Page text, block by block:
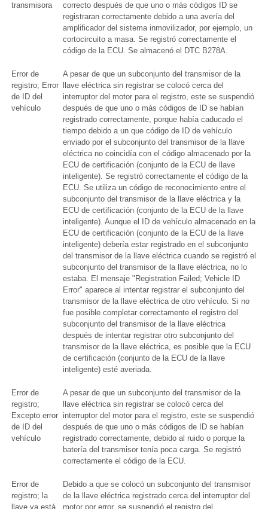
transmisora
correcto después de que uno o más códigos ID se
registraran correctamente debido a una avería del
amplificador del sistema inmovilizador, por ejemplo, un
cortocircuito a masa. Se registró correctamente el
código de la ECU. Se almacenó el DTC B278A.
Error de
registro; Error
de ID del
vehículo
A pesar de que un subconjunto del transmisor de la
llave eléctrica sin registrar se colocó cerca del
interruptor del motor para el registro, este se suspendió
después de que uno o más códigos de ID se habían
registrado correctamente, porque había caducado el
tiempo debido a un que código de ID de vehículo
enviado por el subconjunto del transmisor de la llave
eléctrica no coincidía con el código almacenado por la
ECU de certificación (conjunto de la ECU de llave
inteligente). Se registró correctamente el código de la
ECU. Se utiliza un código de reconocimiento entre el
subconjunto del transmisor de la llave eléctrica y la
ECU de certificación (conjunto de la ECU de la llave
inteligente). Aunque el ID de vehículo almacenado en la
ECU de certificación (conjunto de la ECU de la llave
inteligente) debería estar registrado en el subconjunto
del transmisor de la llave eléctrica cuando se registró el
subconjunto del transmisor de la llave eléctrica, no lo
estaba. El mensaje "Registration Failed; Vehicle ID
Error" aparece al intentar registrar el subconjunto del
transmisor de la llave eléctrica de otro vehículo. Si no
fue posible completar correctamente el registro del
subconjunto del transmisor de la llave eléctrica
después de intentar registrar otro subconjunto del
transmisor de la llave eléctrica, es posible que la ECU
de certificación (conjunto de la ECU de la llave
inteligente) esté averiada.
Error de
registro;
Excepto error
de ID del
vehículo
A pesar de que un subconjunto del transmisor de la
llave eléctrica sin registrar se colocó cerca del
interruptor del motor para el registro, este se suspendió
después de que uno o más códigos de ID se habían
registrado correctamente, debido al ruido o porque la
batería del transmisor tenía poca carga. Se registró
correctamente el código de la ECU.
Error de
registro; la
llave ya está
Debido a que se colocó un subconjunto del transmisor
de la llave eléctrica registrado cerca del interruptor del
motor por error, se suspendió el registro del